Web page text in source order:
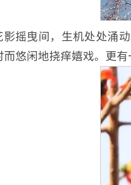
影摇曳间，生机处处涌
而悠闲地挠痒嬉戏。更